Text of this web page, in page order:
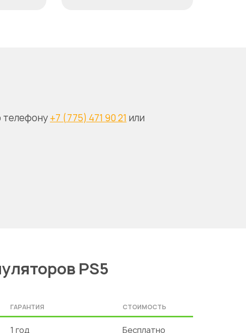
телефону +7 (775) 471 90 21 или
PS5
ГАРАНТИЯ СТОИМОСТЬ
1 год Бесплатно